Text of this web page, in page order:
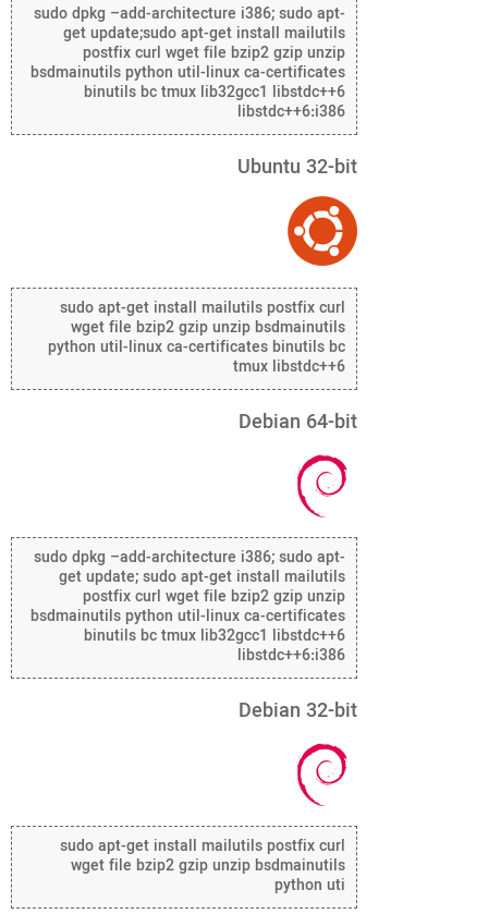
sudo dpkg –add-architecture i386; sudo apt-
get update;sudo apt-get install mailutils
postfix curl wget file bzip2 gzip unzip
bsdmainutils python util-linux ca-certificates
binutils bc tmux lib32gcc1 libstdc++6
libstdc++6:i386
Ubuntu 32-bit
sudo apt-get install mailutils postfix curl
wget file bzip2 gzip unzip bsdmainutils
python util-linux ca-certificates binutils bc
tmux libstdc++6
Debian 64-bit
sudo dpkg –add-architecture i386; sudo apt-
get update; sudo apt-get install mailutils
postfix curl wget file bzip2 gzip unzip
bsdmainutils python util-linux ca-certificates
binutils bc tmux lib32gcc1 libstdc++6
libstdc++6:i386
Debian 32-bit
sudo apt-get install mailutils postfix curl
wget file bzip2 gzip unzip bsdmainutils
python uti